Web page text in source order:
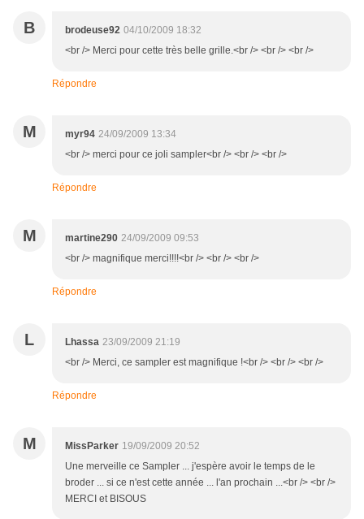
B brodeuse92 04/10/2009 18:32
<br /> Merci pour cette très belle grille.<br /> <br /> <br />
Répondre
M myr94 24/09/2009 13:34
<br /> merci pour ce joli sampler<br /> <br /> <br />
Répondre
M martine290 24/09/2009 09:53
<br /> magnifique merci!!!!<br /> <br /> <br />
Répondre
L Lhassa 23/09/2009 21:19
<br /> Merci, ce sampler est magnifique !<br /> <br /> <br />
Répondre
M MissParker 19/09/2009 20:52
Une merveille ce Sampler ... j'espère avoir le temps de le
broder ... si ce n'est cette année ... l'an prochain ...<br /> <br />
MERCI et BISOUS